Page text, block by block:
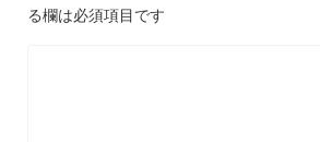
る欄は必須項目です